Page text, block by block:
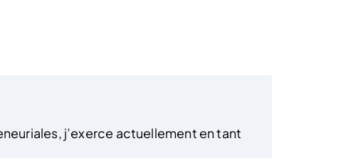
j’exerce actuellement en tant